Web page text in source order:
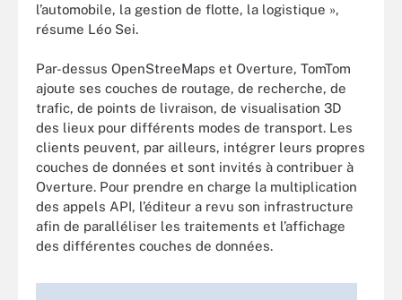
l’automobile, la gestion de flotte, la logistique »,
résume Léo Sei.
Par-dessus OpenStreeMaps et Overture, TomTom
ajoute ses couches de routage, de recherche, de
trafic, de points de livraison, de visualisation 3D
des lieux pour différents modes de transport. Les
clients peuvent, par ailleurs, intégrer leurs propres
couches de données et sont invités à contribuer à
Overture. Pour prendre en charge la multiplication
des appels API, l’éditeur a revu son infrastructure
afin de paralléliser les traitements et l’affichage
des différentes couches de données.